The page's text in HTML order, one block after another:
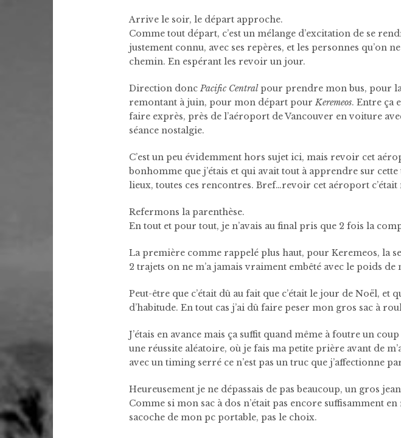
Arrive le soir, le départ approche.
Comme tout départ, c’est un mélange d’excitation de se
justement connu, avec ses repères, et les personnes qu’on
chemin. En espérant les revoir un jour.
Direction donc Pacific Centralpour prendre mon bus, pour
remontant à juin, pour mon départ pourKeremeos. Entre ça
faire exprès, près de l’aéroport de Vancouver en voiture
séance nostalgie.
C’est un peu évidemment hors sujet ici, mais revoir cet
bonhomme que j’étais et qui avait tout à apprendre sur
lieux, toutes ces rencontres. Bref…revoir cet aéroport
Refermons la parenthèse.
En tout et pour tout, je n’avais au final pris que 2 fois la
La première comme rappelé plus haut, pour Keremeos, la
2 trajets on ne m’a jamais vraiment embêté avec le poids de
Peut-être que c’était dû au fait que c’était le jour de Noël, et
d’habitude. En tout cas j’ai dû faire peser mon gros sac à
J’étais en avance mais ça suffit quand même à foutre un
une réussite aléatoire, où je fais ma petite prière avant de
avec un timing serré ce n’est pas un truc que j’affectionne
Heureusement je ne dépassais de pas beaucoup, un gros
Comme si mon sac à dos n’était pas encore suffisamment
sacoche de mon pc portable, pas le choix.